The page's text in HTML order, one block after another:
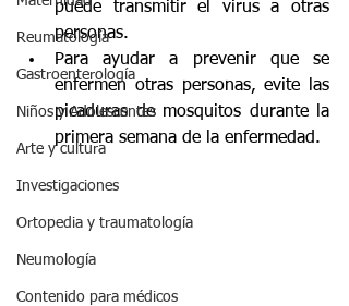
Reumatología
Gastroenterología
Niños y Adolescentes
Arte y cultura
Investigaciones
Ortopedia y traumatología
Neumología
Contenido para médicos
puede transmitir el virus a otras
personas.
Para ayudar a prevenir que se
enfermen otras personas, evite las
picaduras de mosquitos durante la